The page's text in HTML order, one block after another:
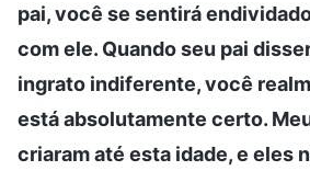
pai, você se sentirá
com ele. Quando seu pai
ingrato indiferente, você
está absolutamente certo.
criaram até esta idade, e eles